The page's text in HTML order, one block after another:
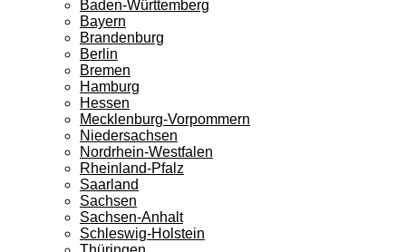
Baden-Württemberg
Bayern
Brandenburg
Berlin
Bremen
Hamburg
Hessen
Mecklenburg-Vorpommern
Niedersachsen
Nordrhein-Westfalen
Rheinland-Pfalz
Saarland
Sachsen
Sachsen-Anhalt
Schleswig-Holstein